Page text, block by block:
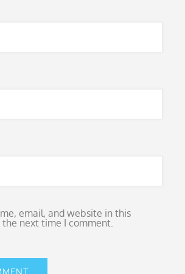
email, and website in this
next time I comment.